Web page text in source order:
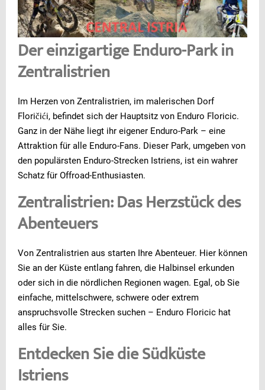
Der einzigartige Enduro-Park in
Zentralistrien
Im Herzen von Zentralistrien, im malerischen Dorf
Floričići, befindet sich der Hauptsitz von Enduro Floricic.
Ganz in der Nähe liegt ihr eigener Enduro-Park – eine
Attraktion für alle Enduro-Fans. Dieser Park, umgeben von
den populärsten Enduro-Strecken Istriens, ist ein wahrer
Schatz für Offroad-Enthusiasten.
Zentralistrien: Das Herzstück des
Abenteuers
Von Zentralistrien aus starten Ihre Abenteuer. Hier können
Sie an der Küste entlang fahren, die Halbinsel erkunden
oder sich in die nördlichen Regionen wagen. Egal, ob Sie
einfache, mittelschwere, schwere oder extrem
anspruchsvolle Strecken suchen – Enduro Floricic hat
alles für Sie.
Entdecken Sie die Südküste
Istriens